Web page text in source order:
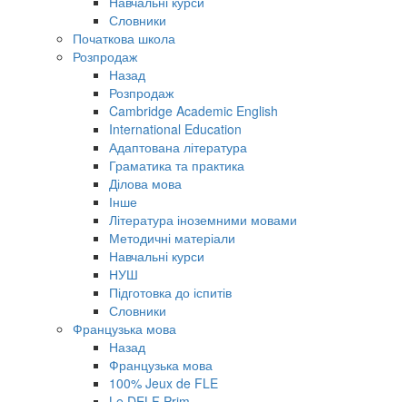
Словники
Початкова школа
Розпродаж
Назад
Розпродаж
Cambridge Academic English
International Education
Адаптована література
Граматика та практика
Ділова мова
Інше
Література іноземними мовами
Методичні матеріали
Навчальні курси
НУШ
Підготовка до іспитів
Словники
Французька мова
Назад
Французька мова
100% Jeux de FLE